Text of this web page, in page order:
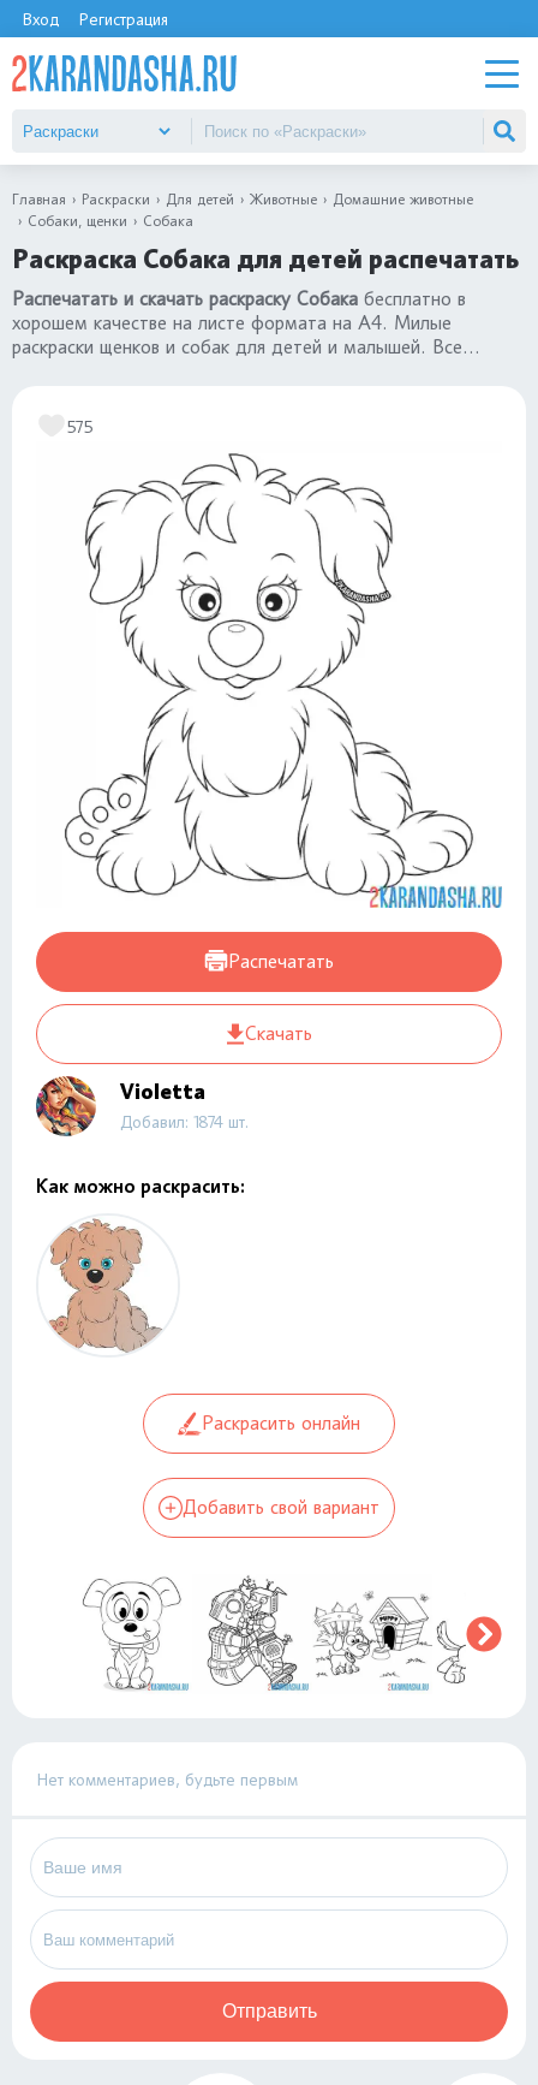
Вход Регистрация
Главная Раскраски Для детей Животные
Домашние животные
Собаки, щенки
Собака
Раскраска Собака для детей распечатать
Распечатать и скачать раскраску Собака бесплатно в
хорошем качестве на листе формата на А4. Милые
раскраски щенков и собак для детей и малышей. Все
575
Распечатать
Скачать
Violetta
Добавил: 1874 шт.
Как можно раскрасить:
Раскрасить онлайн
Добавить свой вариант
Нет комментариев, будьте первым
Отправить